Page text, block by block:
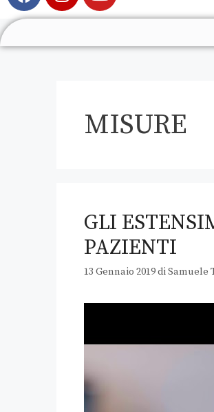
MISURE
GLI
PAZIENTI
13 Gennaio 2019diSamuele